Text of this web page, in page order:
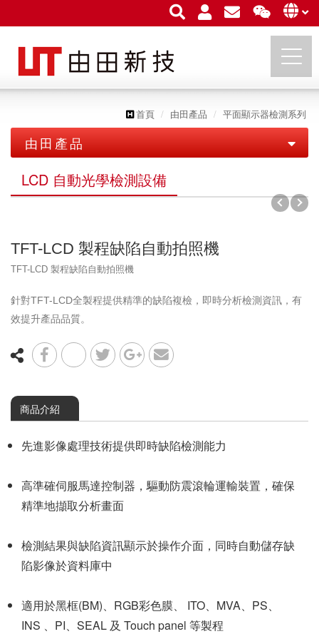
由田新技股份有限公司首頁 由田產品 平面顯示器檢測系列
由田產品
印刷電路板檢測系列
PCB 檢測設備
卷對卷檢測設備
平面顯示器檢測系列
LCM 自動光學檢測設備
半導體檢測系列
半導體自動光學檢測設備
其他檢測系列
LCD 自動光學檢測設備
TFT-LCD 製程缺陷自動拍照機
TFT-LCD 製程缺陷自動拍照機
針對TFT-LCD全製程提供精準的缺陷複檢，即時分析檢測資訊，有
效提升產品品質。
商品介紹
先進影像處理技術提供即時缺陷檢測能力
高準確伺服馬達控制器，驅動防震滾輪運輸裝置，確保
精準地擷取分析畫面
檢測結果與缺陷資訊顯示於操作介面，同時自動儲存缺
陷影像於資料庫中
適用於黑框(BM)、RGB彩色膜、 ITO、MVA、PS、
INS 、PI、SEAL 及 Touch panel 等製程